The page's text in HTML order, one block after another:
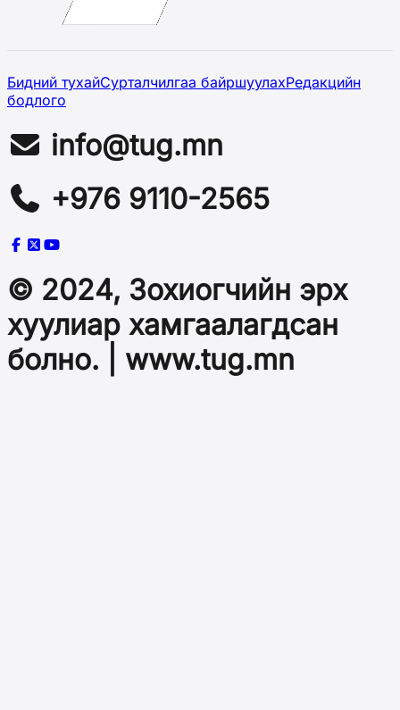
Бидний тухайСурталчилгаа байршуулахРедакцийн
бодлого
info@tug.mn
+976 9110-2565
© 2024, Зохиогчийн эрх
хуулиар хамгаалагдсан
болно. | www.tug.mn